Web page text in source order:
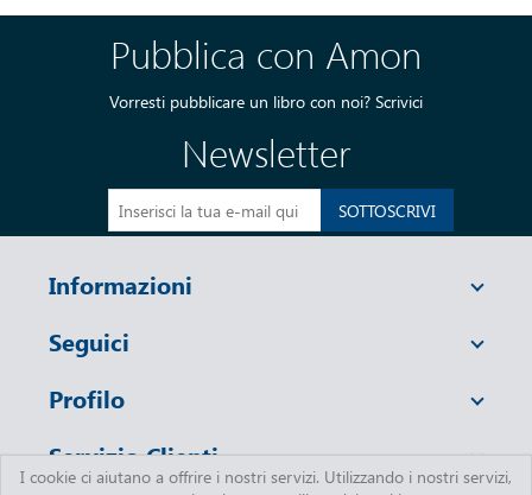
Pubblica con Amon
Vorresti pubblicare un libro con noi? Scrivici
Newsletter
SOTTOSCRIVI
Informazioni
Seguici
Profilo
Servizio Clienti
I cookie ci aiutano a offrire i nostri servizi. Utilizzando i nostri servizi,